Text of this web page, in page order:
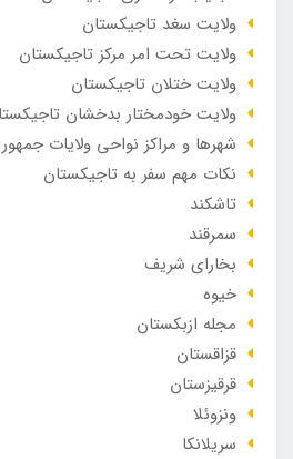
ولایت سغد تاجیکستان
ولایت تحت امر مرکز تاجیکستان
ولایت ختلان تاجیکستان
ولایت خودمختار بدخشان
شهرها و مراکز نواحی ولایات
نکات مهم سفر به تاجیکستان
تاشکند
سمرقند
بخارای شریف
خیوه
مجله ازبکستان
قزاقستان
قرقیزستان
ونزوئلا
سریلانکا